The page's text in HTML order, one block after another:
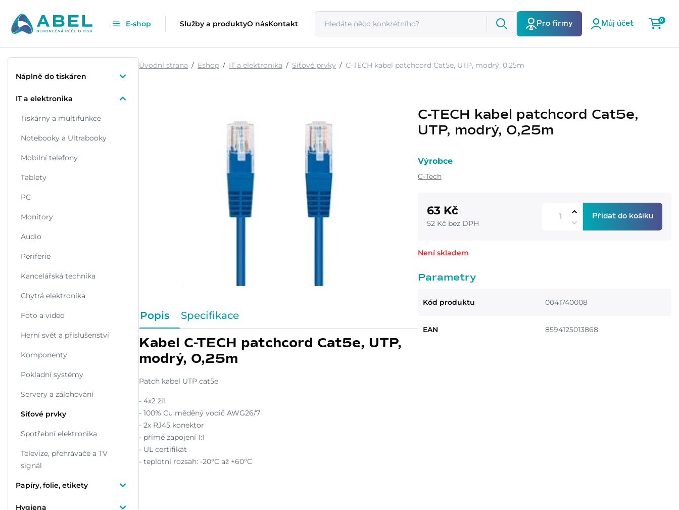
E-shop Služby a produktyO násKontakt Pro firmy Můj účet
0
Náplně do tiskáren
IT a elektronika
Tiskárny a multifunkce
Notebooky a Ultrabooky
Mobilní telefony
Tablety
PC
Monitory
Audio
Periferie
Kancelářská technika
Chytrá elektronika
Foto a video
Herní svět a příslušenství
Komponenty
Pokladní systémy
Servery a zálohování
Síťové prvky
Spotřební elektronika
Televize, přehrávače a TV
signál
Papíry, folie, etikety
Hygiena
Úvodní strana Eshop IT a elektronika Síťové prvky C-TECH kabel patchcord Cat5e, UTP, modrý, 0,25m
Popis Specifikace
Kabel C-TECH patchcord Cat5e, UTP,
modrý, 0,25m
Patch kabel UTP cat5e
- 4x2 žil
- 100% Cu měděný vodič AWG26/7
- 2x RJ45 konektor
- přímé zapojení 1:1
- UL certifikát
- teplotní rozsah: -20°C až +60°C
C-TECH kabel patchcord Cat5e,
UTP, modrý, 0,25m
Výrobce
C-Tech
63 Kč
52 Kč bez DPH
Přidat do košíku
Není skladem
Parametry
Kód produktu 0041740008
EAN 8594125013868